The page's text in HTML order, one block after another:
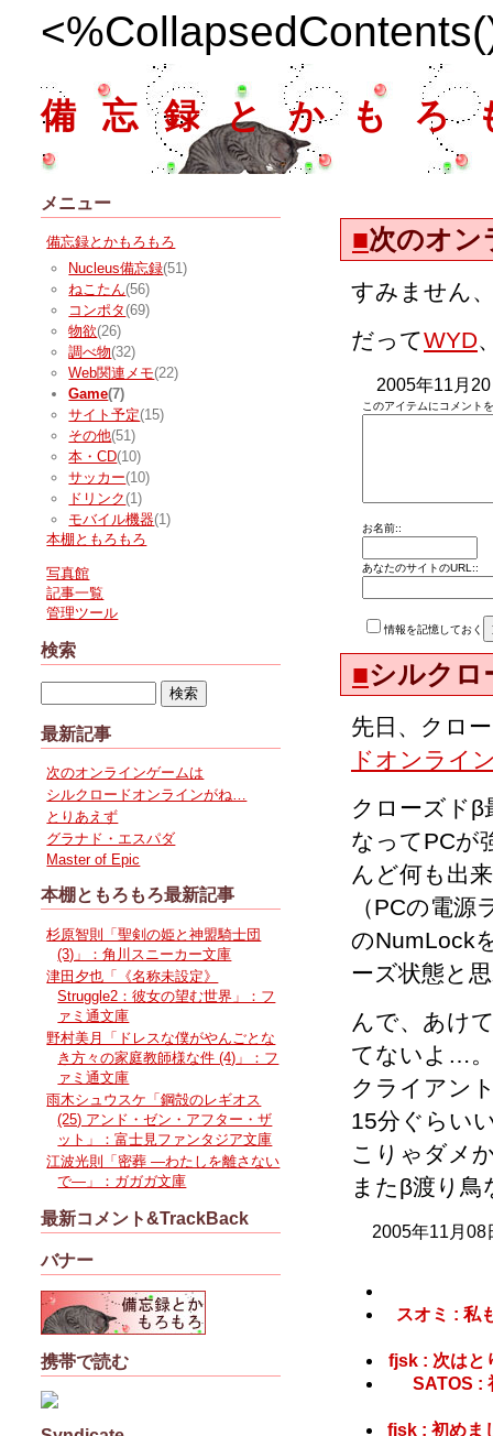
備忘録とかもろ
■次のオン
すみません
だってWYD
2005年11月
このアイテムにコメント
お名前::
あなたのサイトのURL::
情報を記憶しておく
■シルク
先日、クロ
ドオンライ
クローズドβ
なってPCが
んど何も出
（PCの電
のNumLock
ーズ状態と
んで、あけ
てないよ…。
クライアン
15分ぐらい
こりゃダメ
またβ渡り鳥
2005年11月
スオミ : 私
fjsk : 次はと
SATOS :
fjsk : 初めま
メニュー
備忘録とかもろもろ
Nucleus備忘録(51)
ねこたん(56)
コンポタ (69)
物欲(26)
調べ物(32)
Web関連メモ(22)
Game(7)
サイト予定(15)
その他(51)
本・CD(10)
サッカー(10)
ドリンク (1)
モバイル機器(1)
本棚ともろもろ
写真館
記事一覧
管理ツール
検索
最新記事
次のオンラインゲームは
シルクロードオンラインがね…
とりあえず
グラナド・エスパダ
Master of Epic
本棚ともろもろ最新記事
杉原智則「聖剣の姫と神盟騎士団
(3)」：角川スニーカー文庫
津田夕也「《名称未設定》
Struggle2：彼女の望む世界」：フ
ァミ通文庫
野村美月「ドレスな僕がやんごとな
き方々の家庭教師様な件 (4)」：フ
ァミ通文庫
雨木シュウスケ「鋼殻のレギオス
(25) アンド・ゼン・アフター・ザ
ット」：富士見ファンタジア文庫
江波光則「密葬 ―わたしを離さない
で―」：ガガガ文庫
最新コメント&TrackBack
バナー
携帯で読む